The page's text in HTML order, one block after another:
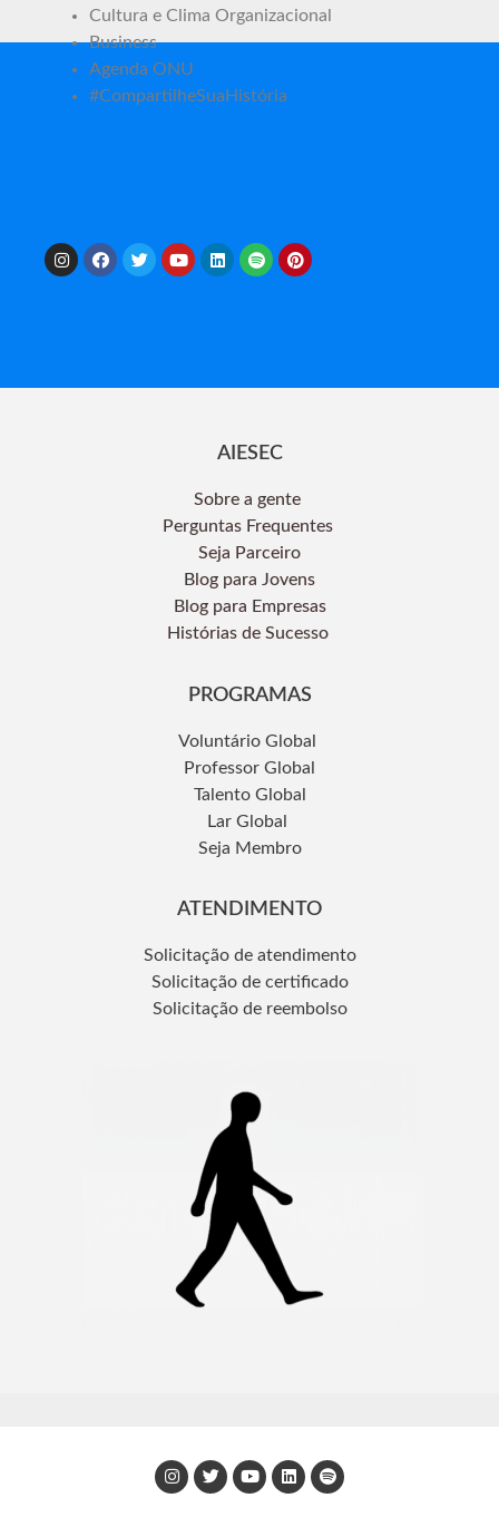
Cultura e Clima Organizacional
Business
Agenda ONU
#CompartilheSuaHistória
AIESEC
Sobre a gente
Perguntas Frequentes
Seja Parceiro
Blog para Jovens
Blog para Empresas
Histórias de Sucesso
PROGRAMAS
Voluntário Global
Professor Global
Talento Global
Lar Global
Seja Membro
ATENDIMENTO
Solicitação de atendimento
Solicitação de certificado
Solicitação de reembolso